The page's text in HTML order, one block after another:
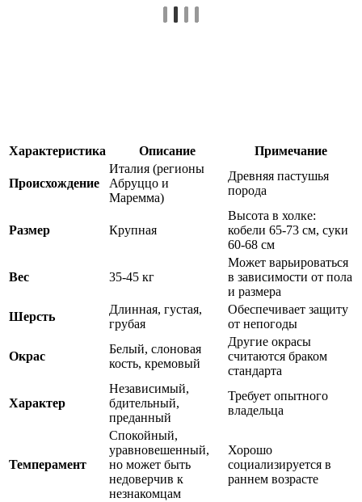
Характеристика Описание Примечание
Происхождение
Италия (регионы
Абруццо и
Маремма)
Древняя пастушья
порода
Размер Крупная
Высота в холке:
кобели 65-73 см, суки
60-68 см
Вес 35-45 кг
Может варьироваться
в зависимости от пола
и размера
Шерсть
Длинная, густая,
грубая
Обеспечивает защиту
от непогоды
Окрас
Белый, слоновая
кость, кремовый
Другие окрасы
считаются браком
стандарта
Характер
Независимый,
бдительный,
преданный
Требует опытного
владельца
Темперамент
Спокойный,
уравновешенный,
но может быть
недоверчив к
незнакомцам
Хорошо
социализируется в
раннем возрасте